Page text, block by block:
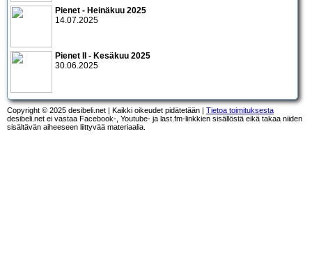
Pienet - Heinäkuu 2025
14.07.2025
Pienet II - Kesäkuu 2025
30.06.2025
Copyright © 2025 desibeli.net | Kaikki oikeudet pidätetään | Tietoa toimituksesta
desibeli.net ei vastaa Facebook-, Youtube- ja last.fm-linkkien sisällöstä eikä takaa niiden
sisältävän aiheeseen liittyvää materiaalia.